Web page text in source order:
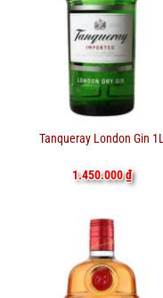
Tanqueray London Gin 1L
1.450.000₫